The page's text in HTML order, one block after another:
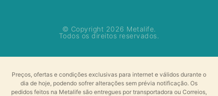
© Copyright 2026 Metalife.
Todos os direitos reservados.
Preços, ofertas e condições exclusivas para internet e válidos durante o
dia de hoje, podendo sofrer alterações sem prévia notificação. Os
pedidos feitos na Metalife são entregues por transportadora ou Correios,